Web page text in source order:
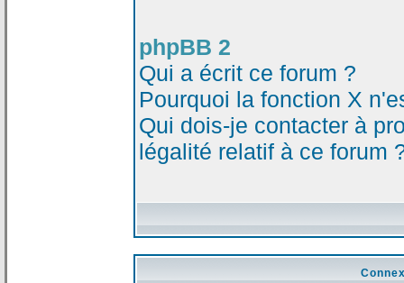
phpBB 2
Qui a écrit ce forum ?
Pourquoi la fonction X
Qui dois-je contacter à
légalité relatif à ce forum